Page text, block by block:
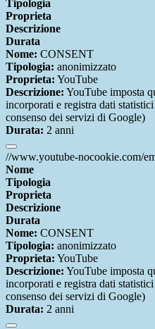
Tipologia
Proprieta
Descrizione
Durata
Nome: CONSENT
Tipologia: anonimizzato
Proprieta: YouTube
Descrizione: YouTube imposta
incorporati e registra dati
consenso dei servizi di Google)
Durata: 2 anni
//www.youtube-nocookie.com/
Nome
Tipologia
Proprieta
Descrizione
Durata
Nome: CONSENT
Tipologia: anonimizzato
Proprieta: YouTube
Descrizione: YouTube imposta
incorporati e registra dati
consenso dei servizi di Google)
Durata: 2 anni